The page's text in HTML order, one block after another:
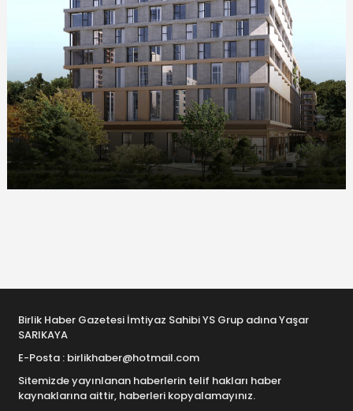
Birlik Haber Gazetesi İmtiyaz Sahibi YS Grup adına Yaşar
SARIKAYA
E-Posta : birlikhaber@hotmail.com
Sitemizde yayınlanan haberlerin telif hakları haber
kaynaklarına aittir, haberleri kopyalamayınız.